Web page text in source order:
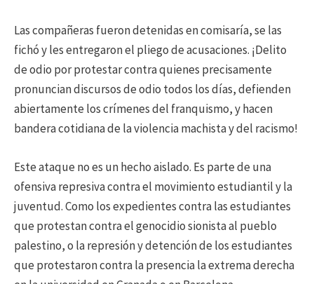
Las compañeras fueron detenidas en comisaría, se las
fichó y les entregaron el pliego de acusaciones. ¡Delito
de odio por protestar contra quienes precisamente
pronuncian discursos de odio todos los días, defienden
abiertamente los crímenes del franquismo, y hacen
bandera cotidiana de la violencia machista y del racismo!
Este ataque no es un hecho aislado. Es parte de una
ofensiva represiva contra el movimiento estudiantil y la
juventud. Como los expedientes contra las estudiantes
que protestan contra el genocidio sionista al pueblo
palestino, o la represión y detención de los estudiantes
que protestaron contra la presencia la extrema derecha